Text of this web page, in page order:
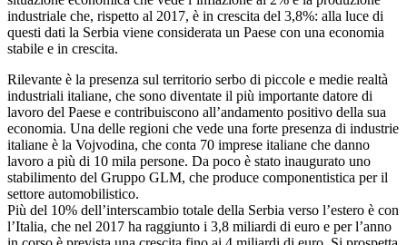
industriale che, rispetto al 2017, è in crescita del 3,8%: alla luce di
questi dati la Serbia viene considerata un Paese con una economia
stabile e in crescita.
Rilevante è la presenza sul territorio serbo di piccole e medie realtà
industriali italiane, che sono diventate il più importante datore di
lavoro del Paese e contribuiscono all’andamento positivo della sua
economia. Una delle regioni che vede una forte presenza di industrie
italiane è la Vojvodina, che conta 70 imprese italiane che danno
lavoro a più di 10 mila persone. Da poco è stato inaugurato uno
stabilimento del Gruppo GLM, che produce componentistica per il
settore automobilistico.
Più del 10% dell’interscambio totale della Serbia verso l’estero è con
l’Italia, che nel 2017 ha raggiunto i 3,8 miliardi di euro e per l’anno